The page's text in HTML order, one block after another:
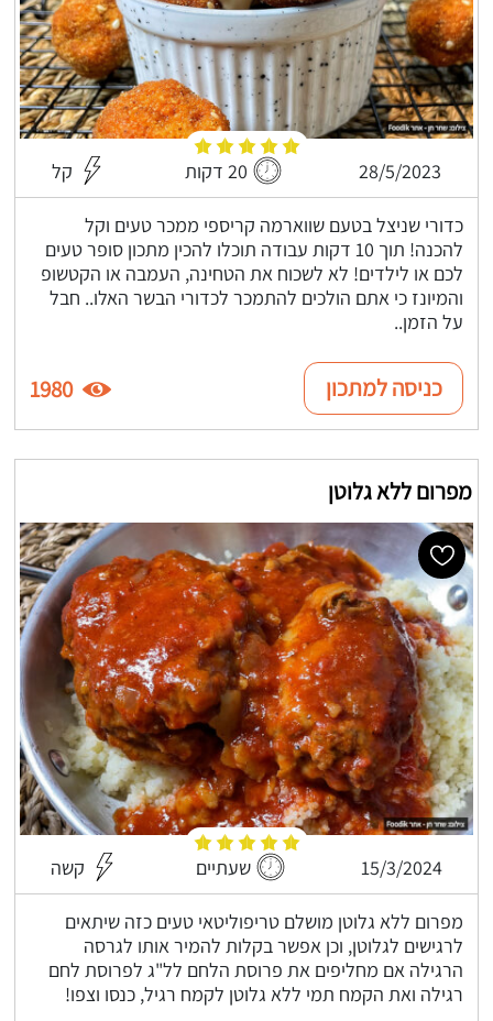
28/5/2023 20 דקות קל
כדורי שניצל בטעם שווארמה קריספי ממכר טעים וקל
להכנה! תוך 10 דקות עבודה תוכלו להכין מתכון סופר טעים
לכם או לילדים! לא לשכוח את הטחינה, העמבה או הקטשופ
והמיונז כי אתם הולכים להתמכר לכדורי הבשר האלו.. חבל
על הזמן..
כניסה למתכון 1980
מפרום ללא גלוטן
15/3/2024 שעתיים קשה
מפרום ללא גלוטן מושלם טריפוליטאי טעים כזה שיתאים
לרגישים לגלוטן, וכן אפשר בקלות להמיר אותו לגרסה
הרגילה אם מחליפים את פרוסת הלחם לל"ג לפרוסת לחם
רגילה ואת הקמח תמי ללא גלוטן לקמח רגיל, כנסו וצפו!